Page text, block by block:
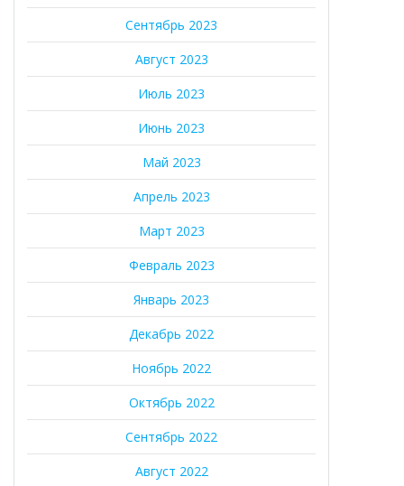
Сентябрь 2023
Август 2023
Июль 2023
Июнь 2023
Май 2023
Апрель 2023
Март 2023
Февраль 2023
Январь 2023
Декабрь 2022
Ноябрь 2022
Октябрь 2022
Сентябрь 2022
Август 2022